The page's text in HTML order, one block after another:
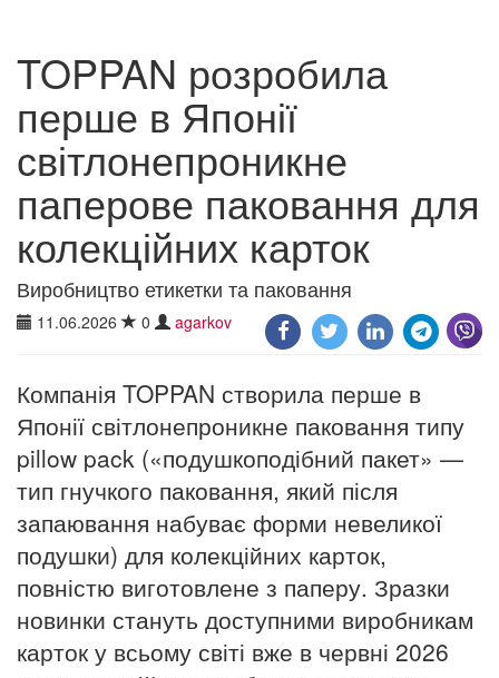
TOPPAN розробила
перше в Японії
світлонепроникне
паперове паковання для
колекційних карток
Виробництво етикетки та паковання
11.06.2026 0 agarkov
Компанія TOPPAN створила перше в
Японії світлонепроникне паковання типу
pillow pack («подушкоподібний пакет» —
тип гнучкого паковання, який після
запаювання набуває форми невеликої
подушки) для колекційних карток,
повністю виготовлене з паперу. Зразки
новинки стануть доступними виробникам
карток у всьому світі вже в червні 2026